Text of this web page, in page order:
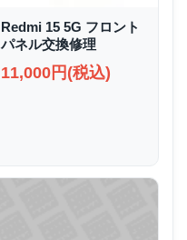
Redmi 15 5G フロント
パネル交換修理
11,000円(税込)